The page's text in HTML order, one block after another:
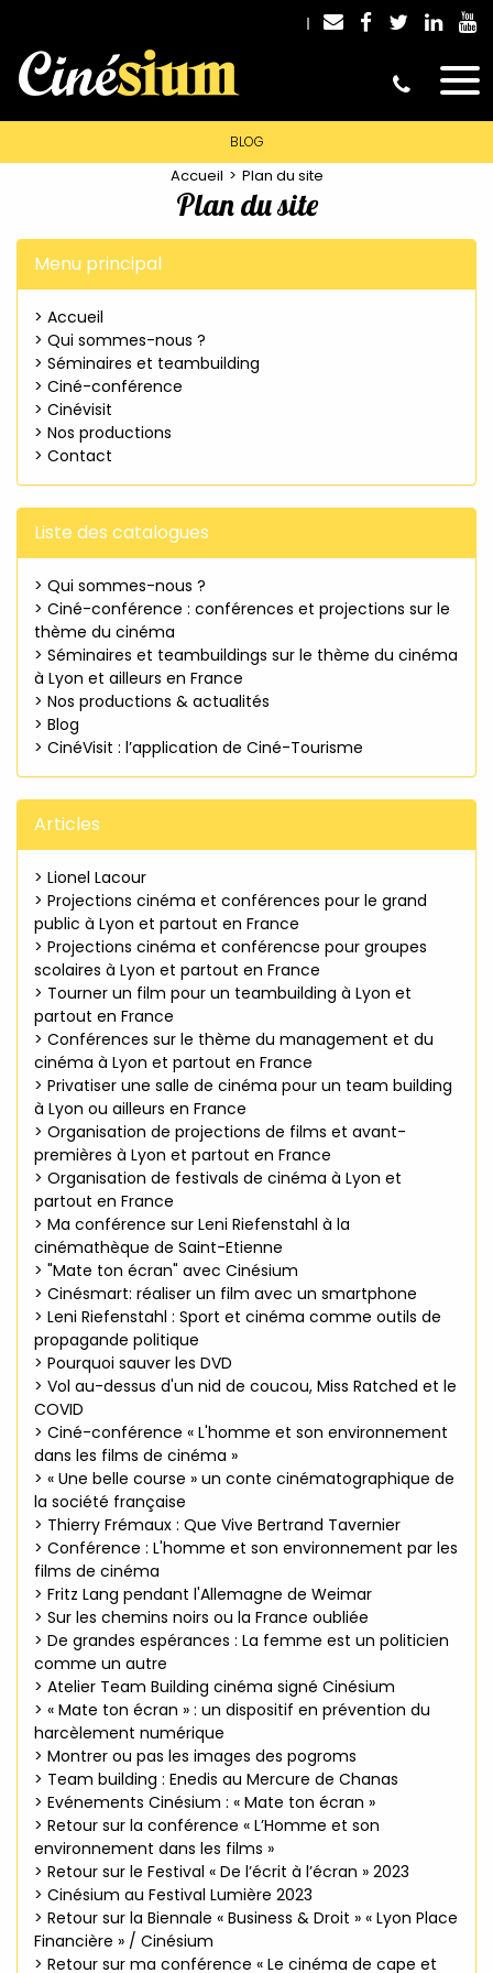
BLOG
Accueil Plan du site
Plan du site
Menu principal
> Accueil
> Qui sommes-nous ?
> Séminaires et teambuilding
> Ciné-conférence
> Cinévisit
> Nos productions
> Contact
Liste des catalogues
> Qui sommes-nous ?
> Ciné-conférence : conférences et projections sur le
thème du cinéma
> Séminaires et teambuildings sur le thème du cinéma
à Lyon et ailleurs en France
> Nos productions & actualités
> Blog
> CinéVisit : l’application de Ciné-Tourisme
Articles
> Lionel Lacour
> Projections cinéma et conférences pour le grand
public à Lyon et partout en France
> Projections cinéma et conférencse pour groupes
scolaires à Lyon et partout en France
> Tourner un film pour un teambuilding à Lyon et
partout en France
> Conférences sur le thème du management et du
cinéma à Lyon et partout en France
> Privatiser une salle de cinéma pour un team building
à Lyon ou ailleurs en France
> Organisation de projections de films et avant-
premières à Lyon et partout en France
> Organisation de festivals de cinéma à Lyon et
partout en France
> Ma conférence sur Leni Riefenstahl à la
cinémathèque de Saint-Etienne
> "Mate ton écran" avec Cinésium
> Cinésmart: réaliser un film avec un smartphone
> Leni Riefenstahl : Sport et cinéma comme outils de
propagande politique
> Pourquoi sauver les DVD
> Vol au-dessus d'un nid de coucou, Miss Ratched et le
COVID
> Ciné-conférence « L'homme et son environnement
dans les films de cinéma »
> « Une belle course » un conte cinématographique de
la société française
> Thierry Frémaux : Que Vive Bertrand Tavernier
> Conférence : L'homme et son environnement par les
films de cinéma
> Fritz Lang pendant l'Allemagne de Weimar
> Sur les chemins noirs ou la France oubliée
> De grandes espérances : La femme est un politicien
comme un autre
> Atelier Team Building cinéma signé Cinésium
> « Mate ton écran » : un dispositif en prévention du
harcèlement numérique
> Montrer ou pas les images des pogroms
> Team building : Enedis au Mercure de Chanas
> Evénements Cinésium : « Mate ton écran »
> Retour sur la conférence « L’Homme et son
environnement dans les films »
> Retour sur le Festival « De l’écrit à l’écran » 2023
> Cinésium au Festival Lumière 2023
> Retour sur la Biennale « Business & Droit » « Lyon Place
Financière » / Cinésium
> Retour sur ma conférence « Le cinéma de cape et